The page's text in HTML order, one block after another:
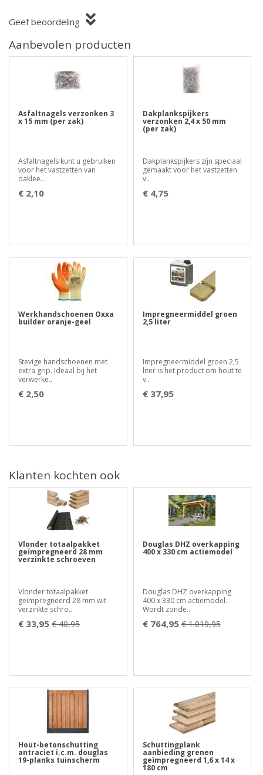
Geef beoordeling
Aanbevolen producten
Asfaltnagels verzonken 3
x 15 mm (per zak)
Asfaltnagels kunt u gebruiken
voor het vastzetten van
daklee..
€ 2,10
Dakplankspijkers
verzonken 2,4 x 50 mm
(per zak)
Dakplankspijkers zijn speciaal
gemaakt voor het vastzetten
v..
€ 4,75
Werkhandschoenen Oxxa
builder oranje-geel
Stevige handschoenen met
extra grip. Ideaal bij het
verwerke..
€ 2,50
Impregneermiddel groen
2,5 liter
Impregneermiddel groen 2,5
liter is het product om hout te
v..
€ 37,95
Klanten kochten ook
Vlonder totaalpakket
geïmpregneerd 28 mm
verzinkte schroeven
Vlonder totaalpakket
geïmpregneerd 28 mm wit
verzinkte schro..
€ 33,95 € 40,95
Douglas DHZ overkapping
400 x 330 cm actiemodel
Douglas DHZ overkapping
400 x 330 cm actiemodel.
Wordt zonde..
€ 764,95 € 1.019,95
Hout-betonschutting
antraciet i.c.m. douglas
19-planks tuinscherm
Schuttingplank
aanbieding grenen
geïmpregneerd 1,6 x 14 x
180 cm